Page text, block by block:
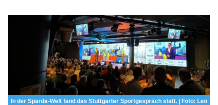
In der Sparda-Welt fand das Stuttgarter Sportgespräch statt. | Foto: Leo